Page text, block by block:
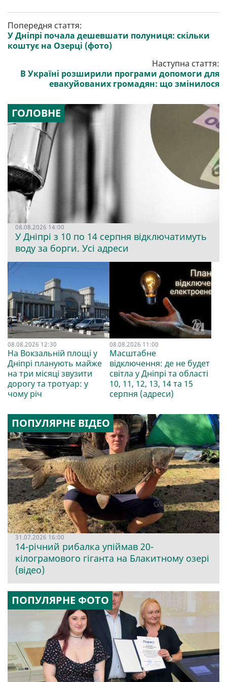
Попередня стаття:
У Дніпрі почала дешевшати полуниця: скільки
коштує на Озерці (фото)
Наступна стаття:
В Україні розширили програми допомоги для
евакуйованих громадян: що змінилося
ГОЛОВНЕ
08.08.2026 14:00
У Дніпрі з 10 по 14 серпня відключатимуть
воду за борги. Усі адреси
08.08.2026 12:30
На Вокзальній площі у
Дніпрі планують майже
на три місяці звузити
дорогу та тротуар: у
чому річ
08.08.2026 11:00
Масштабне
відключення: де не будет
світла у Дніпрі та області
10, 11, 12, 13, 14 та 15
серпня (адреси)
ПОПУЛЯРНЕ ВІДЕО
31.07.2026 16:00
14-річний рибалка упіймав 20-
кілограмового гіганта на Блакитному озері
(відео)
ПОПУЛЯРНЕ ФОТО